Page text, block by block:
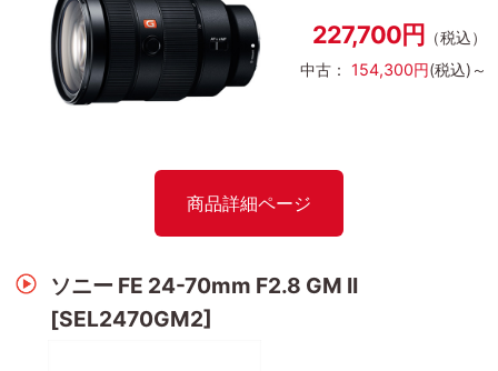
227,700円
（税込）
中古： 154,300円(税込)～
商品詳細ページ
ソニー FE 24-70mm F2.8 GM II
[SEL2470GM2]